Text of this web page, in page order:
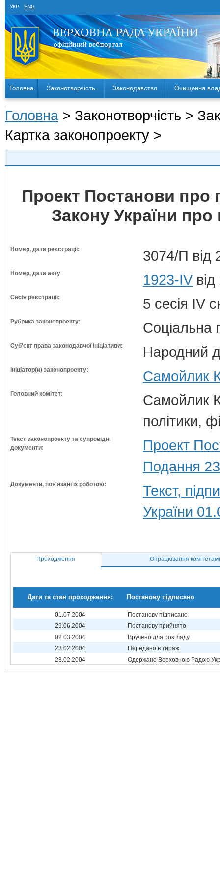
УКР ENG
Головна Законотворчість Законодавство Очищення
Головна > Законотворчість >
Картка законопроекту >
Проект Постанови про
Закону України про
Номер, дата реєстрації: 3074/П від
Номер, дата акту 1923-IV
Сесія реєстрації: 5 сесія IV
Рубрика законопроекту: Соціальна
Суб'єкт права законодавчої ініціативи: Народний
Ініціатор(и) законопроекту: Самойлик
Головний комітет:
Самойлик
політики,
Текст законопроекту та супровідні
документи:
Проект
Подання
Документи, пов'язані із роботою:
Текст,
України
Проходження Опрацювання
Дати та стан проходження: Постанову підписано
01.07.2004
Постанову підписано
29.06.2004
Постанову прийнято
02.03.2004
Вручено для розгляду
23.02.2004
Передано в тираж
23.02.2004
Одержано Верховною Радою